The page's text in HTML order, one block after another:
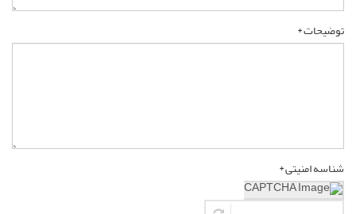
توضیحات *
شناسه امنیتی *